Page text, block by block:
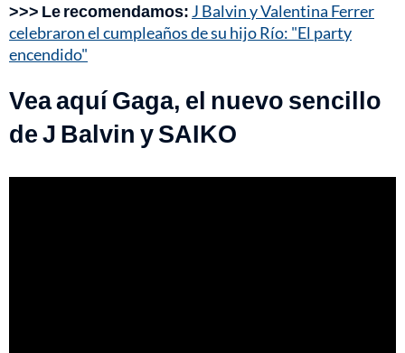
>>> Le recomendamos: J Balvin y Valentina Ferrer
celebraron el cumpleaños de su hijo Río: "El party
encendido"
Vea aquí Gaga, el nuevo sencillo
de J Balvin y SAIKO